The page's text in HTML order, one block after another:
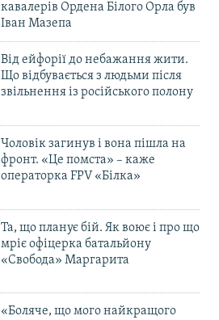
кавалерів Ордена Білого Орла був
Іван Мазепа
Від ейфорії до небажання жити.
Що відбувається з людьми після
звільнення із російського полону
Чоловік загинув і вона пішла на
фронт. «Це помста» – каже
операторка FPV «Білка»
Та, що планує бій. Як воює і про що
мріє офіцерка батальйону
«Свобода» Маргарита
«Боляче, що мого найкращого